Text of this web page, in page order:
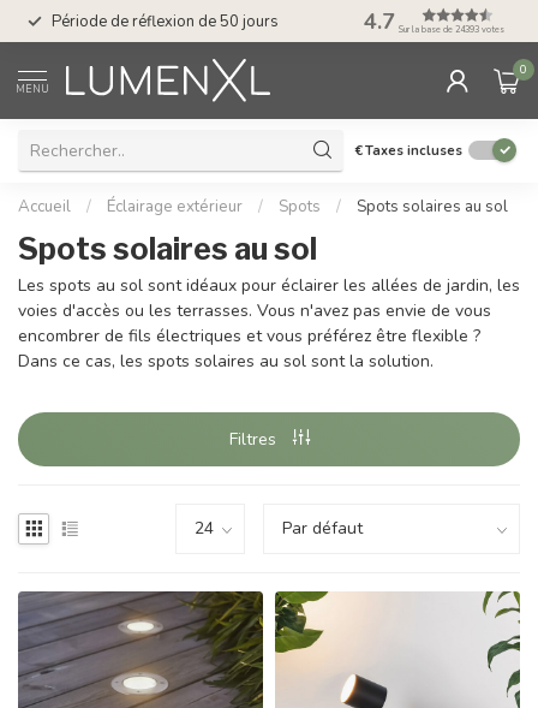
Période de réflexion de 50 jours Service : du lundi
17.00
4.7 Sur la base de 24393 votes
MENU
0
€Taxes incluses
Accueil / Éclairage extérieur / Spots / Spots solaires au sol
Spots solaires au sol
Les spots au sol sont idéaux pour éclairer les allées de jardin, les
voies d'accès ou les terrasses. Vous n'avez pas envie de vous
encombrer de fils électriques et vous préférez être flexible ?
Dans ce cas, les spots solaires au sol sont la solution.
Filtres